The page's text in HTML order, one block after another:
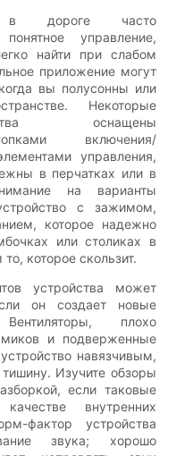
в дороге часто
управление,
найти при слабом
приложение могут
вы полусонны или
Некоторые
оснащены
включения/
управления,
в перчатках или в
на варианты
с зажимом,
которое надежно
или столиках в
которое скользит.
устройства может
он создает новые
плохо
и подверженные
навязчивым,
Изучите обзоры
если таковые
внутренних
фактор устройства
звука; хорошо